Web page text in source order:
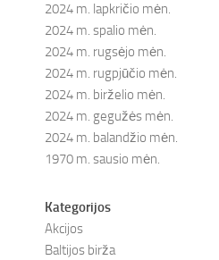
2024 m. lapkričio mėn.
2024 m. spalio mėn.
2024 m. rugsėjo mėn.
2024 m. rugpjūčio mėn.
2024 m. birželio mėn.
2024 m. gegužės mėn.
2024 m. balandžio mėn.
1970 m. sausio mėn.
Kategorijos
Akcijos
Baltijos birža